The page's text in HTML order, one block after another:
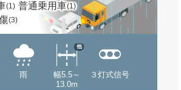
(1) 普通乗用車(1)
(3)
雨
幅5.5～
13.0m
他
３灯式信号